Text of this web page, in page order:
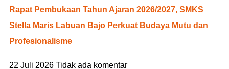
Rapat Pembukaan Tahun Ajaran 2026/2027, SMKS
Stella Maris Labuan Bajo Perkuat Budaya Mutu dan
Profesionalisme
22 Juli 2026 Tidak ada komentar